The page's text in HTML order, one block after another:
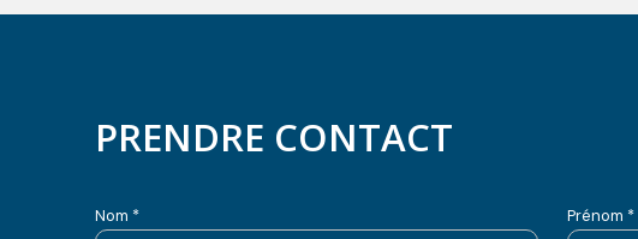
PRENDRE CONTACT
Nom * Prénom *